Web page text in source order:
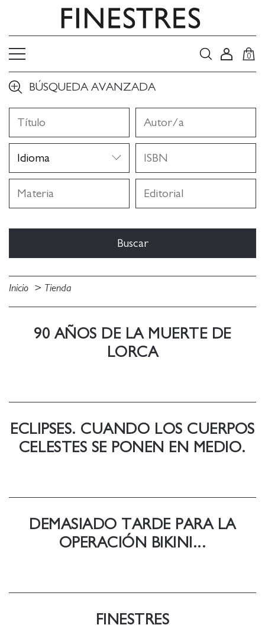
0
BÚSQUEDA AVANZADA
Inicio Tienda
90 AÑOS DE LA MUERTE DE
LORCA
ECLIPSES. CUANDO LOS CUERPOS
CELESTES SE PONEN EN MEDIO.
DEMASIADO TARDE PARA LA
OPERACIÓN BIKINI...
FINESTRES